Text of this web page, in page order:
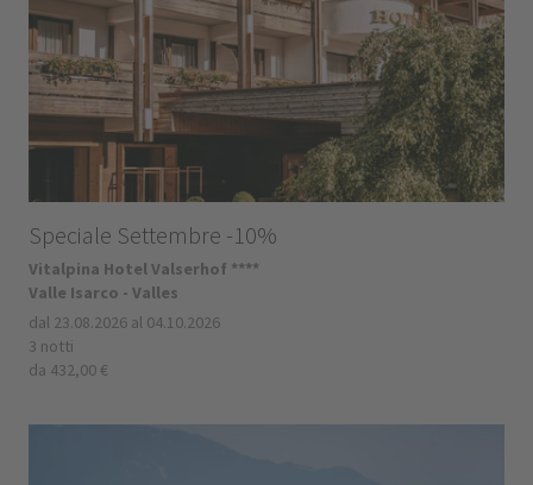
Speciale Settembre -10%
Vitalpina Hotel Valserhof ****
Valle Isarco - Valles
dal 23.08.2026 al 04.10.2026
3 notti
da 432,00 €